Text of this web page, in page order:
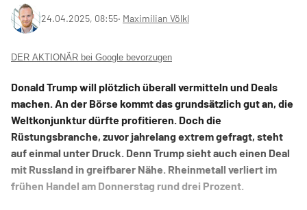
24.04.2025, 08:55‧ Maximilian Völkl
DER AKTIONÄR bei Google bevorzugen
Donald Trump will plötzlich überall vermitteln und Deals
machen. An der Börse kommt das grundsätzlich gut an, die
Weltkonjunktur dürfte profitieren. Doch die
Rüstungsbranche, zuvor jahrelang extrem gefragt, steht
auf einmal unter Druck. Denn Trump sieht auch einen Deal
mit Russland in greifbarer Nähe. Rheinmetall verliert im
frühen Handel am Donnerstag rund drei Prozent.